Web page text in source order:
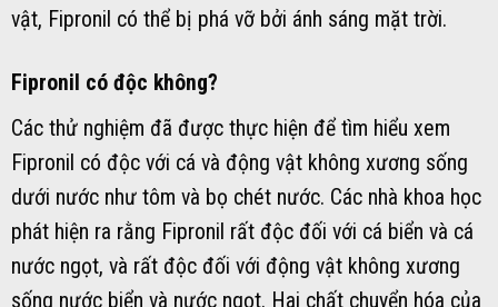
vật, Fipronil có thể bị phá vỡ bởi ánh sáng mặt trời.
Fipronil có độc không?
Các thử nghiệm đã được thực hiện để tìm hiểu xem
Fipronil có độc với cá và động vật không xương sống
dưới nước như tôm và bọ chét nước. Các nhà khoa học
phát hiện ra rằng Fipronil rất độc đối với cá biển và cá
nước ngọt, và rất độc đối với động vật không xương
sống nước biển và nước ngọt. Hai chất chuyển hóa của